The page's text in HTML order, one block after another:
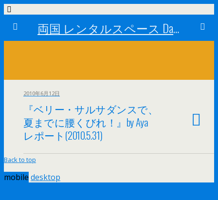
両国 レンタルスペース Dance Studio Happy Turn (ダンススタジオ ハッピーターン)
2010年6月12日
『ベリー・サルサダンスで、
夏までに腰くびれ！』by Aya
レポート(2010.5.31)
Back to top
mobile desktop